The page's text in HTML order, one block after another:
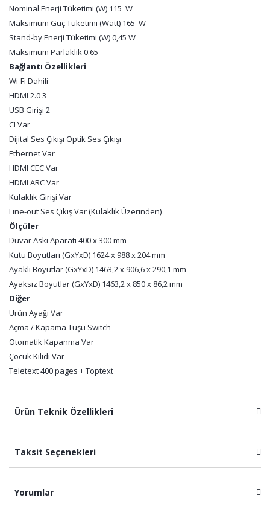
Nominal Enerji Tüketimi (W) 115 W
Maksimum Güç Tüketimi (Watt) 165 W
Stand-by Enerji Tüketimi (W) 0,45 W
Maksimum Parlaklık 0.65
Bağlantı Özellikleri
Wi-Fi Dahili
HDMI 2.0 3
USB Girişi 2
CI Var
Dijital Ses Çıkışı Optik Ses Çıkışı
Ethernet Var
HDMI CEC Var
HDMI ARC Var
Kulaklık Girişi Var
Line-out Ses Çıkış Var (Kulaklık Üzerinden)
Ölçüler
Duvar Askı Aparatı 400 x 300 mm
Kutu Boyutları (GxYxD) 1624 x 988 x 204 mm
Ayaklı Boyutlar (GxYxD) 1463,2 x 906,6 x 290,1 mm
Ayaksız Boyutlar (GxYxD) 1463,2 x 850 x 86,2 mm
Diğer
Ürün Ayağı Var
Açma / Kapama Tuşu Switch
Otomatik Kapanma Var
Çocuk Kilidi Var
Teletext 400 pages + Toptext
Ürün Teknik Özellikleri
Taksit Seçenekleri
Yorumlar